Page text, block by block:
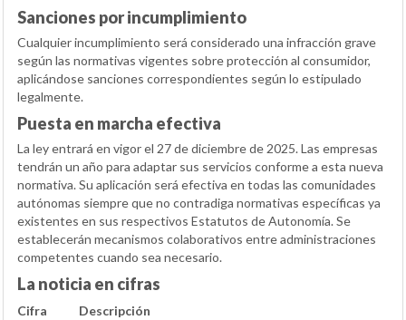
Sanciones por incumplimiento
Cualquier incumplimiento será considerado una infracción grave
según las normativas vigentes sobre protección al consumidor,
aplicándose sanciones correspondientes según lo estipulado
legalmente.
Puesta en marcha efectiva
La ley entrará en vigor el 27 de diciembre de 2025. Las empresas
tendrán un año para adaptar sus servicios conforme a esta nueva
normativa. Su aplicación será efectiva en todas las comunidades
autónomas siempre que no contradiga normativas específicas ya
existentes en sus respectivos Estatutos de Autonomía. Se
establecerán mecanismos colaborativos entre administraciones
competentes cuando sea necesario.
La noticia en cifras
Cifra
Descripción